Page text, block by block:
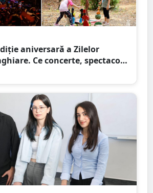
aniversară a Zilelor
Ce concerte, spectacole
pregătesc organizatorii